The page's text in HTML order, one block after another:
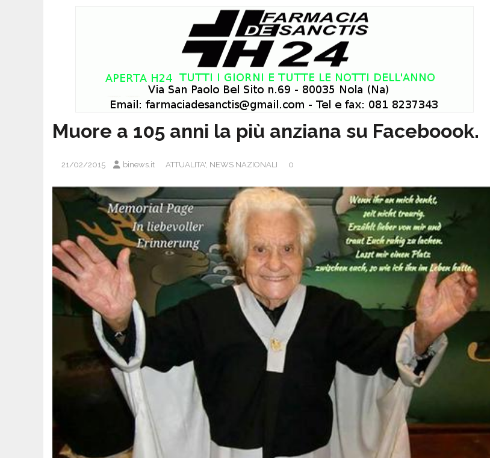
Muore a 105 anni la più anziana su Faceboook.
21/02/2015 binews.it ATTUALITA', NEWS NAZIONALI 0